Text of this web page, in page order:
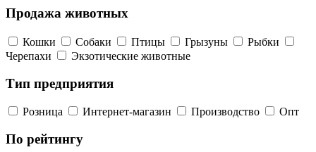
Продажа животных
Кошки Собаки Птицы Грызуны
Рыбки
Черепахи
Экзотические животные
Тип предприятия
Розница Интернет-магазин Производство Опт
По рейтингу